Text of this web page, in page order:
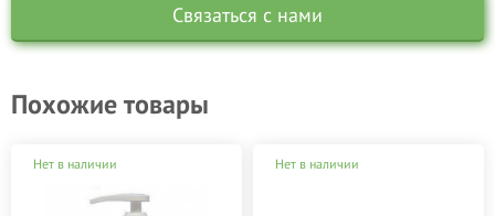
Связаться с нами
Похожие товары
Нет в наличии Нет в наличии